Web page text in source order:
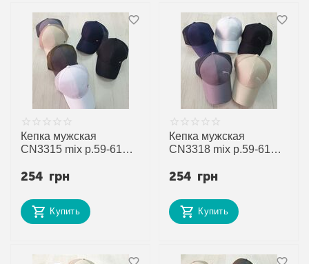
Кепка мужская
CN3315 mix р.59-61
оптом от прямого
254 грн
Купить
Кепка мужская
CN3318 mix р.59-61
оптом от прямого
254 грн
Купить